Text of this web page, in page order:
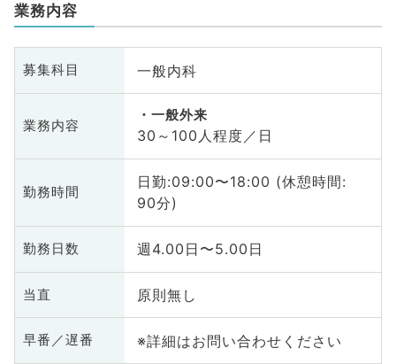
業務内容
募集科目 一般内科
業務内容
一般外来
30～100人程度／日
勤務時間
日勤:09:00〜18:00 (休憩時間:
90分)
勤務日数 週4.00日〜5.00日
当直 原則無し
早番／遅番 ※詳細はお問い合わせください